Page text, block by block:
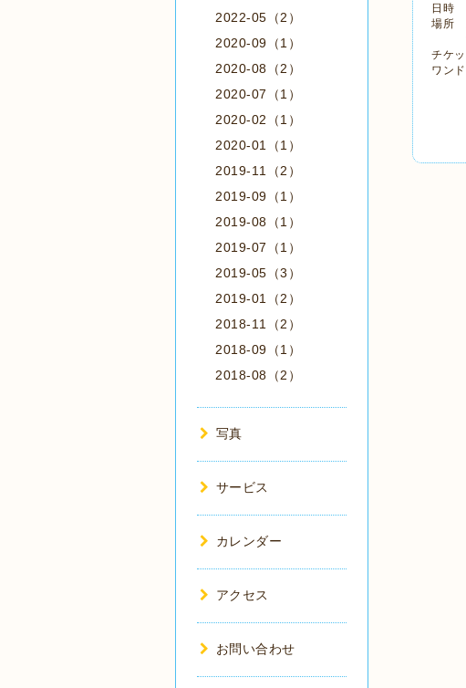
日時
場所
愛
チケ
ワン
2022-05（2）
2020-09（1）
2020-08（2）
2020-07（1）
2020-02（1）
2020-01（1）
2019-11（2）
2019-09（1）
2019-08（1）
2019-07（1）
2019-05（3）
2019-01（2）
2018-11（2）
2018-09（1）
2018-08（2）
写真
サービス
カレンダー
アクセス
お問い合わせ